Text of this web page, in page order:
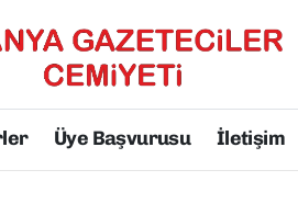
Üye Başvurusu İletişim